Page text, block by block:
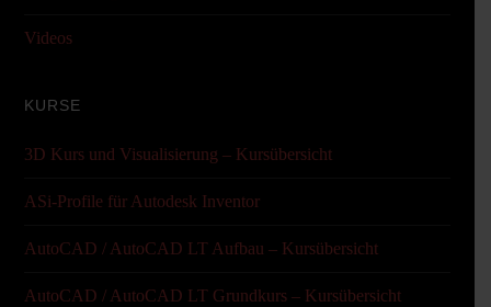
Videos
KURSE
3D Kurs und Visualisierung – Kursübersicht
ASi-Profile für Autodesk Inventor
AutoCAD / AutoCAD LT Aufbau – Kursübersicht
AutoCAD / AutoCAD LT Grundkurs – Kursübersicht